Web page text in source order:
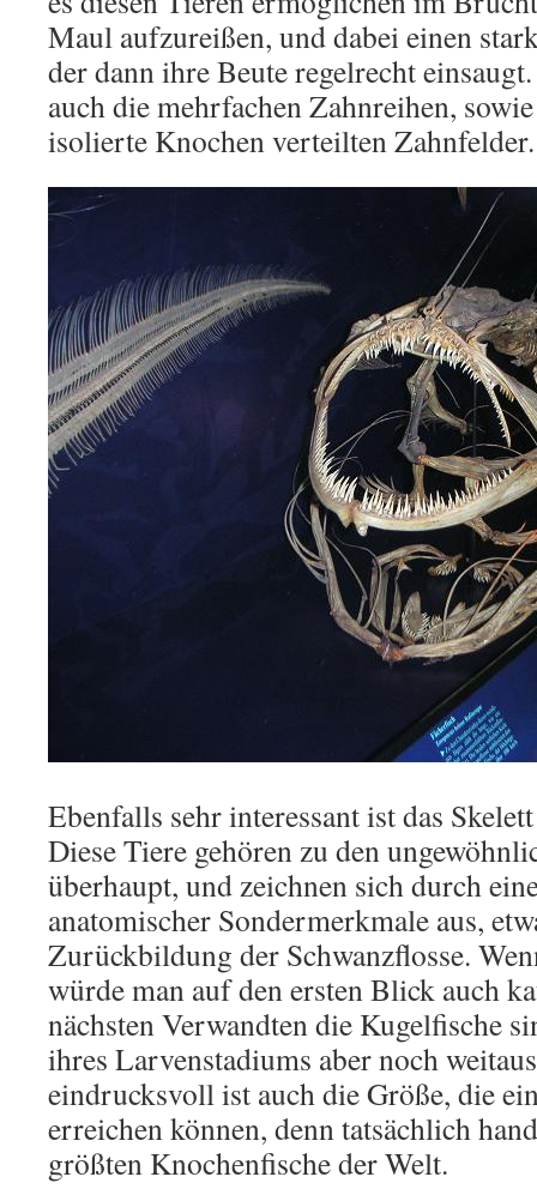
Maul aufzureißen, und dabei einen
der dann ihre Beute regelrecht
auch die mehrfachen Zahnreihen,
isolierte Knochen verteilten Zahnfelder.
Ebenfalls sehr interessant ist das
Diese Tiere gehören zu den
überhaupt, und zeichnen sich durch
anatomischer Sondermerkmale aus,
Zurückbildung der Schwanzflosse.
würde man auf den ersten Blick auch
nächsten Verwandten die Kugelfische
ihres Larvenstadiums aber noch
eindrucksvoll ist auch die Größe, die
erreichen können, denn tatsächlich
größten Knochenfische der Welt.